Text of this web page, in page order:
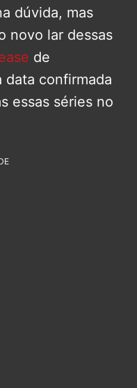
dúvida, mas
novo lar dessas
de
data confirmada
essas séries no